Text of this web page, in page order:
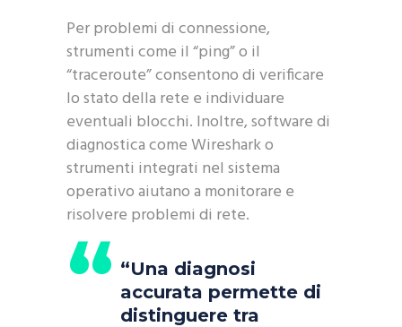
Per problemi di connessione,
strumenti come il “ping” o il
“traceroute” consentono di verificare
lo stato della rete e individuare
eventuali blocchi. Inoltre, software di
diagnostica come Wireshark o
strumenti integrati nel sistema
operativo aiutano a monitorare e
risolvere problemi di rete.
“Una diagnosi
accurata permette di
distinguere tra